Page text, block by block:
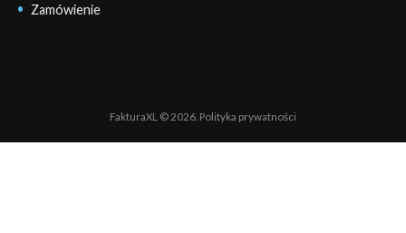
Zamówienie
FakturaXL © 2026. Polityka prywatności